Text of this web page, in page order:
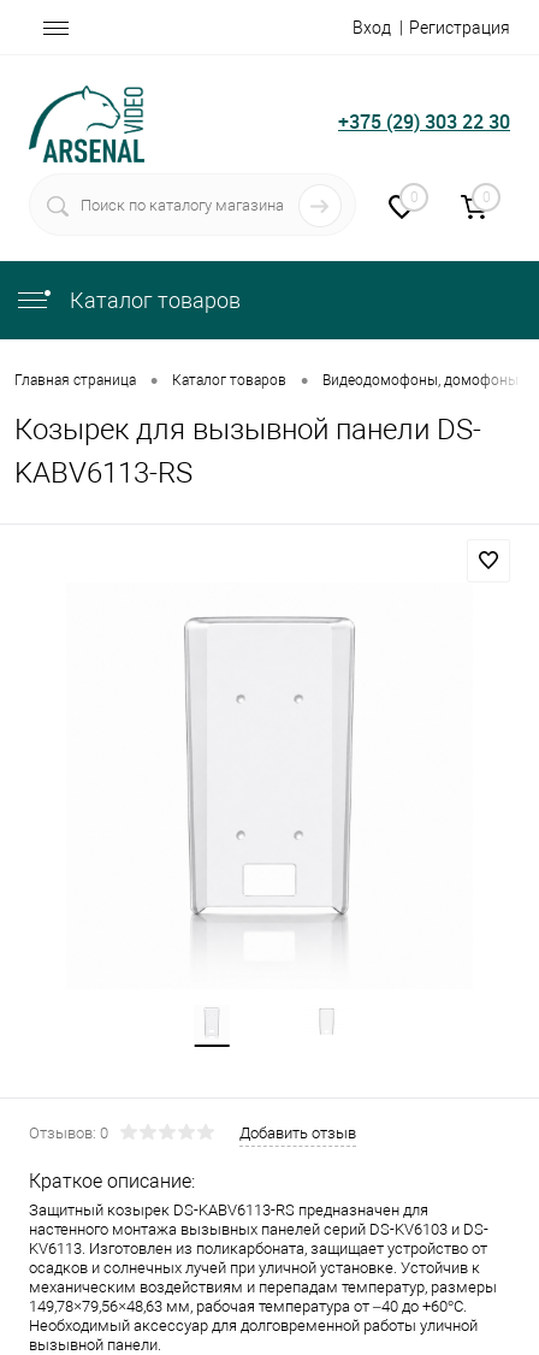
Вход Регистрация
+375 (29) 303 22 30
0 0
Каталог товаров
Главная страница • Каталог товаров • Видеодомофоны, домофоны
Козырек для вызывной панели DS-
KABV6113-RS
Отзывов: 0 Добавить отзыв
Краткое описание:
Защитный козырек DS-KABV6113-RS предназначен для
настенного монтажа вызывных панелей серий DS-KV6103 и DS-
KV6113. Изготовлен из поликарбоната, защищает устройство от
осадков и солнечных лучей при уличной установке. Устойчив к
механическим воздействиям и перепадам температур, размеры
149,78×79,56×48,63 мм, рабочая температура от –40 до +60°C.
Необходимый аксессуар для долговременной работы уличной
вызывной панели.